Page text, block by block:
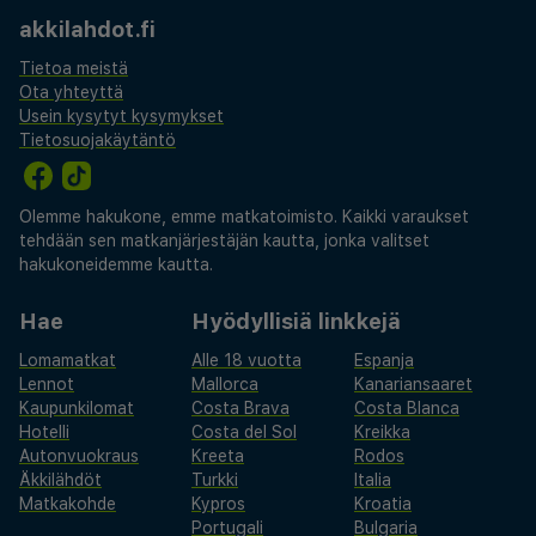
Euroopan jännittävimmistä kaupungeista.
akkilahdot.fi
Tietoa meistä
Ota yhteyttä
Usein kysytyt kysymykset
Tietosuojakäytäntö
Olemme hakukone, emme matkatoimisto. Kaikki varaukset
tehdään sen matkanjärjestäjän kautta, jonka valitset
hakukoneidemme kautta.
Hae
Lomamatkat
Lennot
Kaupunkilomat
Hotelli
Autonvuokraus
Äkkilähdöt
Matkakohde
Hyödyllisiä linkkejä
Alle 18 vuotta
Espanja
Mallorca
Kanariansaaret
Costa Brava
Costa Blanca
Costa del Sol
Kreikka
Kreeta
Rodos
Turkki
Italia
Kypros
Kroatia
Portugali
Bulgaria